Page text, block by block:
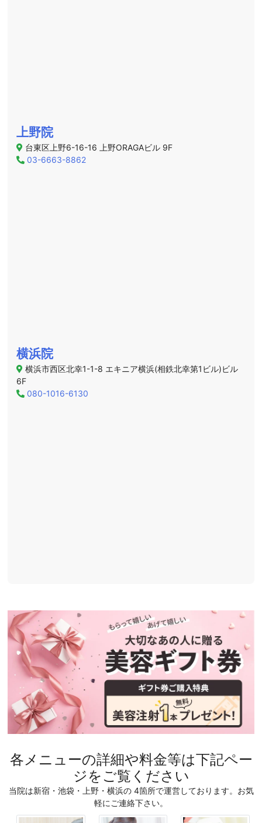
上野院
台東区上野6-16-16 上野ORAGAビル 9F
03-6663-8862
横浜院
横浜市西区北幸1-1-8 エキニア横浜(相鉄北幸第1ビル)ビル
6F
080-1016-6130
各メニューの詳細や料金等は下記ペー
ジをご覧ください
当院は新宿・池袋・上野・横浜の 4箇所で運営しております。お気
軽にご連絡下さい。